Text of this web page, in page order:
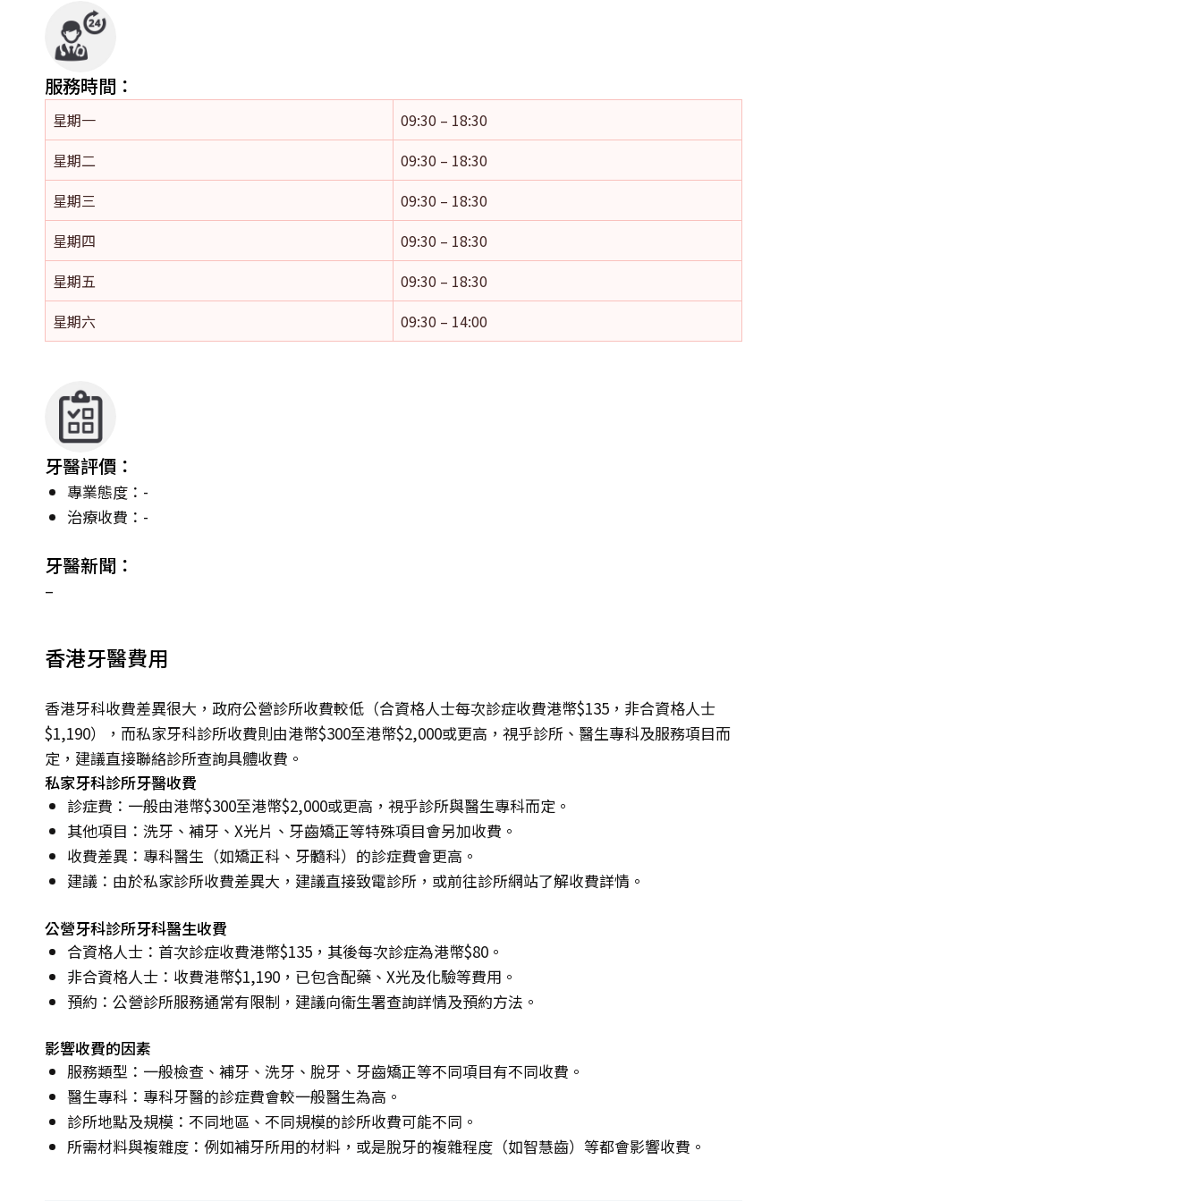
服務時間：
星期一
09:30 – 18:30
星期二
09:30 – 18:30
星期三
09:30 – 18:30
星期四
09:30 – 18:30
星期五
09:30 – 18:30
星期六
09:30 – 14:00
牙醫評價：
專業態度：-
治療收費：-
牙醫新聞：
–
香港牙醫費用
香港牙科收費差異很大，政府公營診所收費較低（合資格人士每次診症收費港幣$135，非合資格人士
$1,190），而私家牙科診所收費則由港幣$300至港幣$2,000或更高，視乎診所、醫生專科及服務項目而
定，建議直接聯絡診所查詢具體收費。
私家牙科診所牙醫收費
診症費：一般由港幣$300至港幣$2,000或更高，視乎診所與醫生專科而定。
其他項目：洗牙、補牙、X光片、牙齒矯正等特殊項目會另加收費。
收費差異：專科醫生（如矯正科、牙髓科）的診症費會更高。
建議：由於私家診所收費差異大，建議直接致電診所，或前往診所網站了解收費詳情。
公營牙科診所牙科醫生收費
合資格人士：首次診症收費港幣$135，其後每次診症為港幣$80。
非合資格人士：收費港幣$1,190，已包含配藥、X光及化驗等費用。
預約：公營診所服務通常有限制，建議向衞生署查詢詳情及預約方法。
影響收費的因素
服務類型：一般檢查、補牙、洗牙、脫牙、牙齒矯正等不同項目有不同收費。
醫生專科：專科牙醫的診症費會較一般醫生為高。
診所地點及規模：不同地區、不同規模的診所收費可能不同。
所需材料與複雜度：例如補牙所用的材料，或是脫牙的複雜程度（如智慧齒）等都會影響收費。